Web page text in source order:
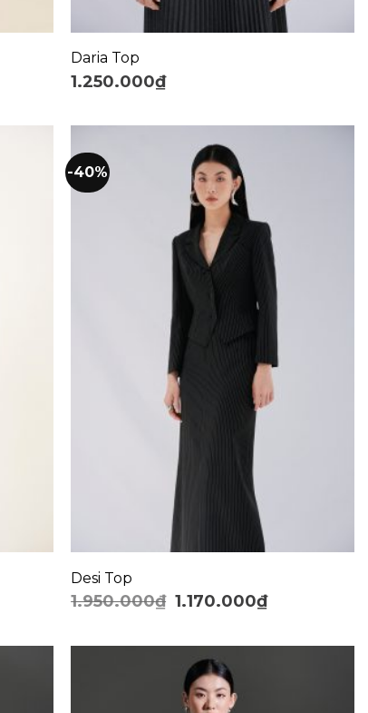
Daria Top
1.250.000₫
-40%
Desi Top
1.950.000₫ 1.170.000₫